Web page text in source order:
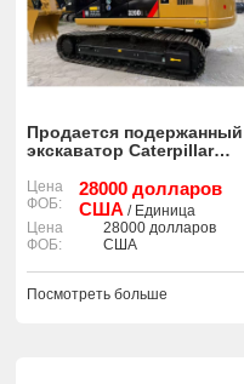
Продается подержанный
экскаватор Caterpillar
количеством моточасов
и в отличном состоянии.
Цена
ФОБ:
28000 долларов
США/ Единица
Цена
ФОБ:
28000 долларов
США
Посмотреть больше